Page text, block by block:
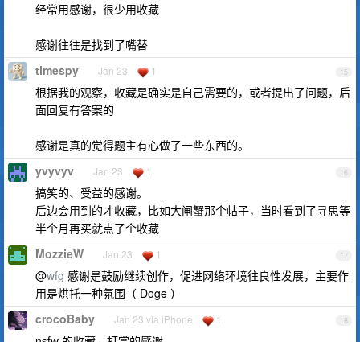
经常用感谢，很少用收藏
感谢往往是找到了嘴替
15
timespy Jan 23 1
根据我的观察，收藏是确实是自己需要的，或者提出了问题，后
面回复有答案的
感谢是真的觉得题主有心做了一些东西的。
16
yvyvyv Jan 23 1
搞笑的、受益的感谢。
后边会用到的才收藏，比如大闸蟹那个帖子，当时看到了寻思等
半个月再买就点了个收藏
17
MozzieW Jan 23 1
@wfg 感谢是鼓励继续创作，促进网络环境往良性发展，主要作
用是烘托一种氛围（ Doge ）
18
crocoBaby Jan 23 via iPhone 1